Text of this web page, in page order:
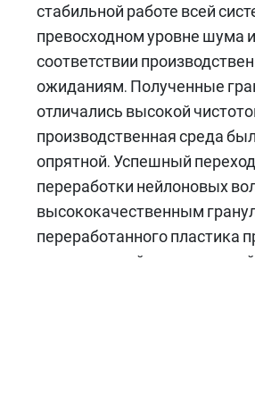
стабильной работе всей
превосходном уровне шума
соответствии
ожиданиям. Полученные
отличались высокой
производственная среда
опрятной. Успешный
переработки нейлоновых
высококачественным
переработанного пластика
значительный импульс